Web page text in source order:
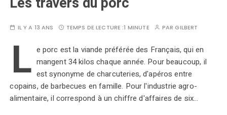
IL Y A 13 ANS TEMPS DE LECTURE :1 MINUTE PARGILBERT
L e porc est la viande préférée des Français, qui en
mangent 34 kilos chaque année. Pour beaucoup, il
est synonyme de charcuteries, d'apéros entre
copains, de barbecues en famille. Pour l'industrie agro-
alimentaire, il correspond à un chiffre d'affaires de six…